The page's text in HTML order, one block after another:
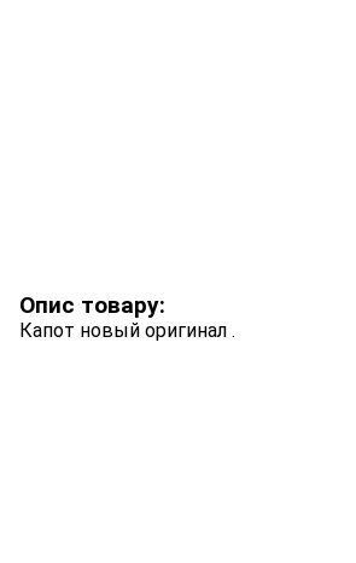
Опис товару:
Капот новый оригинал .